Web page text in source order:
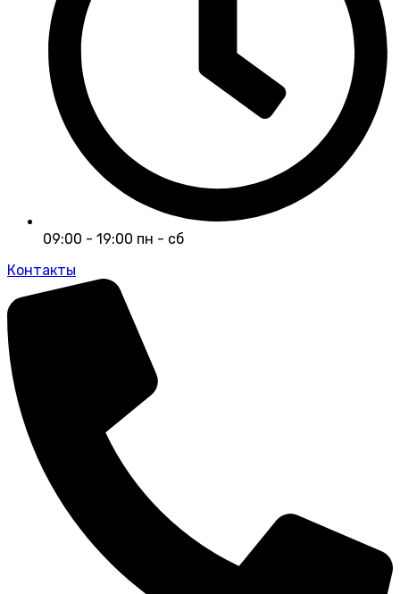
09:00 - 19:00 пн - сб
Контакты